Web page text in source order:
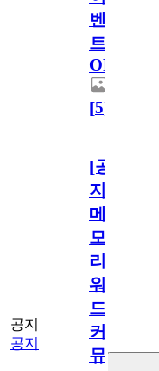
벤
트
OPEN!
[5]
공지
공지
[공
지]
메
모
리
워
드
커
뮤